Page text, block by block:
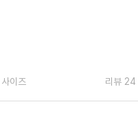
사이즈 리뷰 24